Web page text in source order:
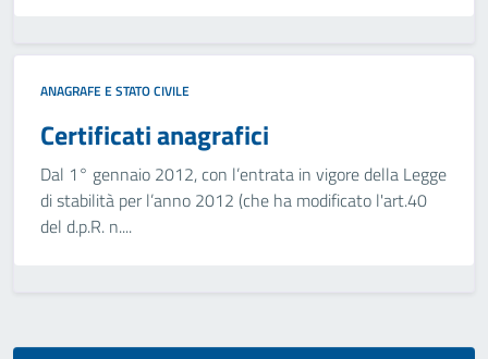
ANAGRAFE E STATO CIVILE
Certificati anagrafici
Dal 1° gennaio 2012, con l’entrata in vigore della Legge
di stabilità per l’anno 2012 (che ha modificato l'art.40
del d.p.R. n....